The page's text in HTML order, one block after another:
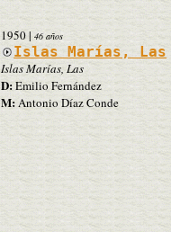
1950| 46 años
Islas Marías, Las
Islas Marías, Las
D:Emilio Fernández
M:Antonio Díaz Conde